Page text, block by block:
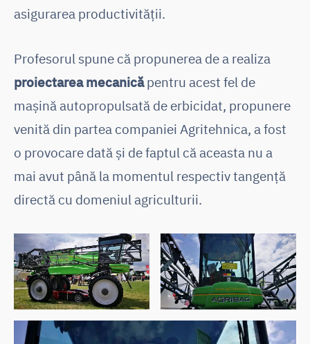
asigurarea productivității.
Profesorul spune că propunerea de a realiza
proiectarea mecanicăpentru acest fel de
mașină autopropulsată de erbicidat, propunere
venită din partea companiei Agritehnica, a fost
o provocare dată și de faptul că aceasta nu a
mai avut până la momentul respectiv tangență
directă cu domeniul agriculturii.